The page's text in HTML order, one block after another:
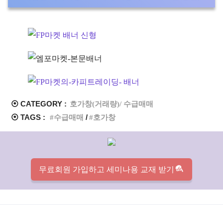
⦿ CATEGORY : 호가창(거래량)/ 수급매매
⦿ TAGS :
수급매매 호가창
무료회원 가입하고 세미나용 교재 받기